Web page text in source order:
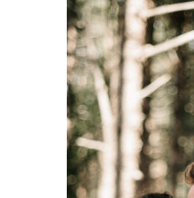
réalisation